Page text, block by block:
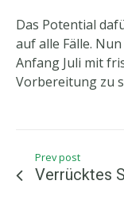
Das Potential
auf alle Fälle.
Anfang Juli mit
Vorbereitung zu
Prev post
Verrücktes